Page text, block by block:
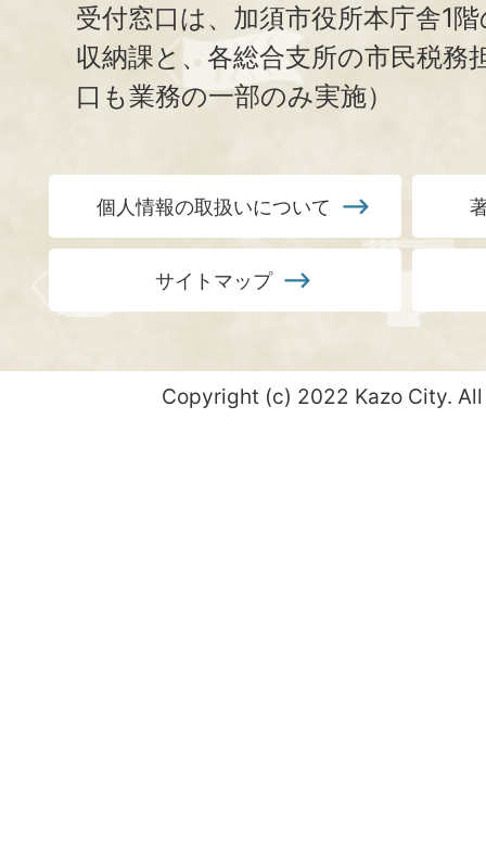
受付窓口は、加須市役所本庁舎1
収納課と、 各総合支所の市民税務
口も業務の一部のみ実施）
個人情報の取扱いについて
サイトマップ
Copyright (c) 2022 Kazo City.